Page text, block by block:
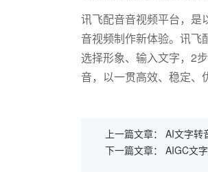
讯飞配音音视频平台，是
音视频制作新体验。讯飞
选择形象、输入文字，2
音，以一贯高效、稳定、
上一篇文章： AI文字转
下一篇文章： AIGC文